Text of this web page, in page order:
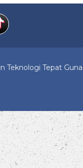
Teknologi Tepat